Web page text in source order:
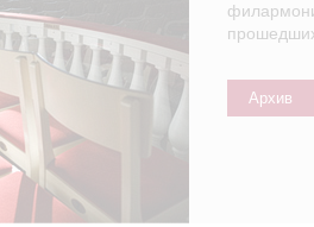
Архив